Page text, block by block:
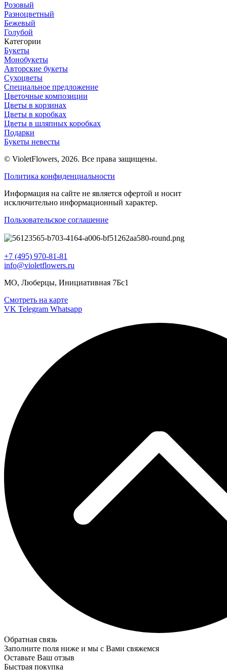
Розовый
Разноцветный
Бежевый
Голубой
Категории
Букеты
Монобукеты
Авторские букеты
Сухоцветы
Специальное предложение
Цветочные композиции
Цветы в корзинах
Цветы в коробках
Цветы в шляпных коробках
Подарки
Букеты невесты
© VioletFlowers, 2026. Все права защищены.
Политика конфиденциальности
Информация на сайте не является офертой и носит
исключительно информационный характер.
Пользовательское соглашение
+7 (495) 970-81-81
info@violetflowers.ru
МО, Люберцы, Инициативная 7Бс1
Смотреть на карте
VK Telegram Whatsapp
Обратная связь
Заполните поля ниже и мы с Вами свяжемся
Оставьте Ваш отзыв
Быстрая покупка